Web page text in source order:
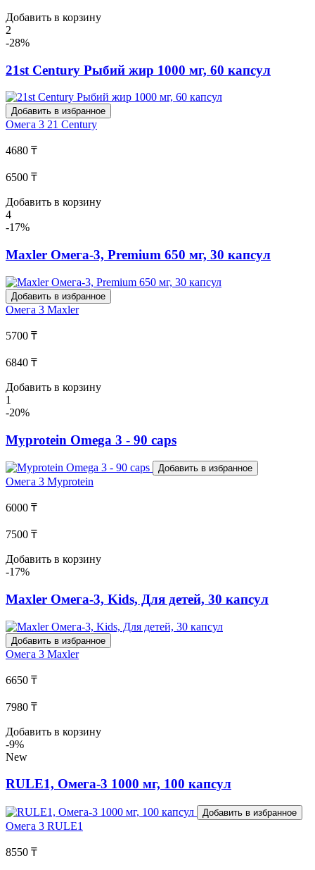
Добавить в корзину
2
-28%
21st Century Рыбий жир 1000 мг, 60 капсул
Добавить в избранное
Омега 3 21 Century
4680 ₸
6500 ₸
Добавить в корзину
4
-17%
Maxler Омега-3, Premium 650 мг, 30 капсул
Добавить в избранное
Омега 3 Maxler
5700 ₸
6840 ₸
Добавить в корзину
1
-20%
Myprotein Omega 3 - 90 caps
Добавить в избранное
Омега 3 Myprotein
6000 ₸
7500 ₸
Добавить в корзину
-17%
Maxler Омега-3, Kids, Для детей, 30 капсул
Добавить в избранное
Омега 3 Maxler
6650 ₸
7980 ₸
Добавить в корзину
-9%
New
RULE1, Омега-3 1000 мг, 100 капсул
Добавить в избранное
Омега 3 RULE1
8550 ₸